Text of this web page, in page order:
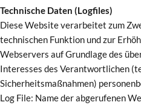
Technische Daten (Logfiles)
Diese Website verarbeitet zum
technischen Funktion und zur
Webservers auf Grundlage des
Interesses des Verantwortlichen
Sicherheitsmaßnahmen)
Log File: Name der abgerufenen